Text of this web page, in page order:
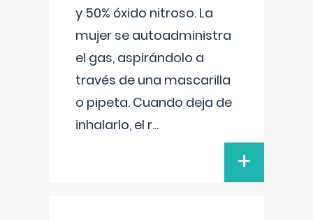
y 50% óxido nitroso. La
mujer se autoadministra
el gas, aspirándolo a
través de una mascarilla
o pipeta. Cuando deja de
inhalarlo, el r...
+